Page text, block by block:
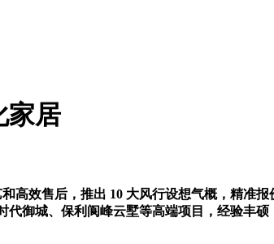
家居
效售后，推出 10 大风行设想气概，精准
御城、保利阆峰云墅等高端项目，经验丰